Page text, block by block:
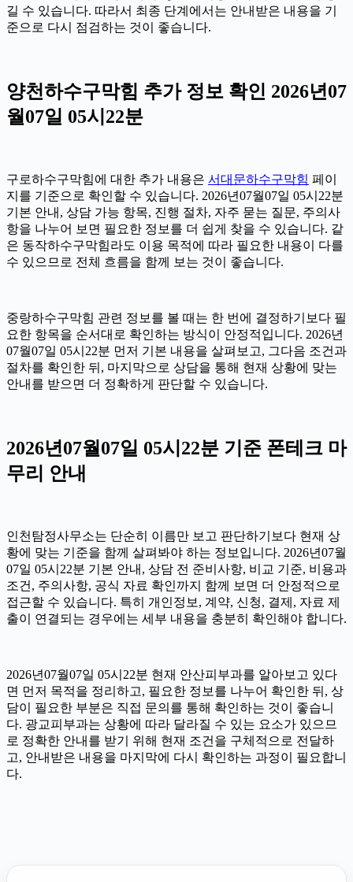
길 수 있습니다. 따라서 최종 단계에서는 안내받은 내용을 기
준으로 다시 점검하는 것이 좋습니다.
양천하수구막힘 추가 정보 확인 2026년07
월07일 05시22분
구로하수구막힘에 대한 추가 내용은 서대문하수구막힘 페이
지를 기준으로 확인할 수 있습니다. 2026년07월07일 05시22분
기본 안내, 상담 가능 항목, 진행 절차, 자주 묻는 질문, 주의사
항을 나누어 보면 필요한 정보를 더 쉽게 찾을 수 있습니다. 같
은 동작하수구막힘라도 이용 목적에 따라 필요한 내용이 다를
수 있으므로 전체 흐름을 함께 보는 것이 좋습니다.
중랑하수구막힘 관련 정보를 볼 때는 한 번에 결정하기보다 필
요한 항목을 순서대로 확인하는 방식이 안정적입니다. 2026년
07월07일 05시22분 먼저 기본 내용을 살펴보고, 그다음 조건과
절차를 확인한 뒤, 마지막으로 상담을 통해 현재 상황에 맞는
안내를 받으면 더 정확하게 판단할 수 있습니다.
2026년07월07일 05시22분 기준 폰테크 마
무리 안내
인천탐정사무소는 단순히 이름만 보고 판단하기보다 현재 상
황에 맞는 기준을 함께 살펴봐야 하는 정보입니다. 2026년07월
07일 05시22분 기본 안내, 상담 전 준비사항, 비교 기준, 비용과
조건, 주의사항, 공식 자료 확인까지 함께 보면 더 안정적으로
접근할 수 있습니다. 특히 개인정보, 계약, 신청, 결제, 자료 제
출이 연결되는 경우에는 세부 내용을 충분히 확인해야 합니다.
2026년07월07일 05시22분 현재 안산피부과를 알아보고 있다
면 먼저 목적을 정리하고, 필요한 정보를 나누어 확인한 뒤, 상
담이 필요한 부분은 직접 문의를 통해 확인하는 것이 좋습니
다. 광교피부과는 상황에 따라 달라질 수 있는 요소가 있으므
로 정확한 안내를 받기 위해 현재 조건을 구체적으로 전달하
고, 안내받은 내용을 마지막에 다시 확인하는 과정이 필요합니
다.